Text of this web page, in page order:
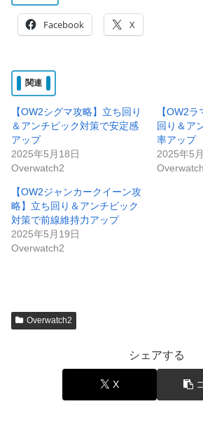
Facebook X
関連
【OW2シグマ攻略】立ち回り
＆アンチピック対策で安定感
アップ
2025年5月18日
Overwatch2
【OW2
回り＆ア
率アップ
2025年5
【OW2ジャンカークイーン攻
略】立ち回り＆アンチピック
対策で前線維持力アップ
2025年5月19日
Overwatch2
Overwatch2
シェアする
X